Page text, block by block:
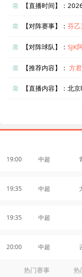
【直播时间】：
【对阵赛事】：芬乙
【对阵球队】：SJK
【推荐内容】：方
19:00 中超
19:35 中超
19:35 中超
20:00 中超
热门赛事 热